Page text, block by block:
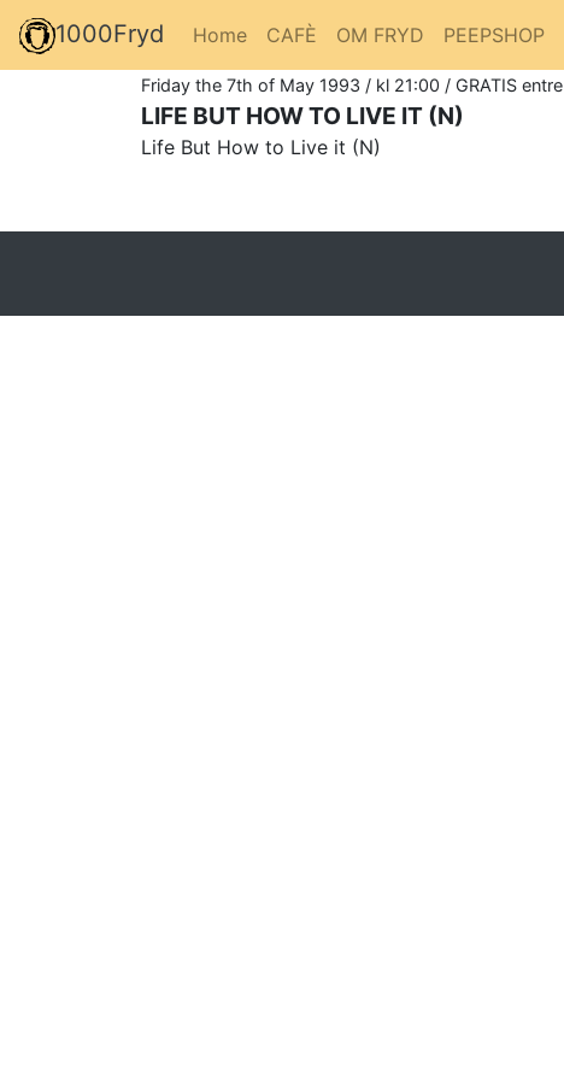
1000Fryd Home CAFÈ OM FRYD PEEPSHOP
Friday the 7th of May 1993 / kl 21:00 / GRATIS entre
LIFE BUT HOW TO LIVE IT (N)
Life But How to Live it (N)